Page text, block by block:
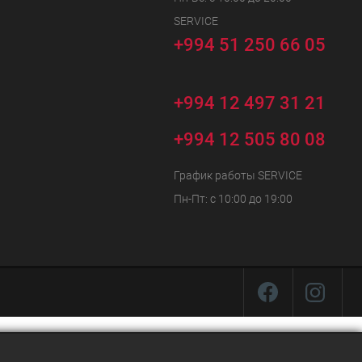
SERVICE
+994 51 250 66 05
+994 12 497 31 21
+994 12 505 80 08
График работы SERVICE
Пн-Пт: с 10:00 до 19:00